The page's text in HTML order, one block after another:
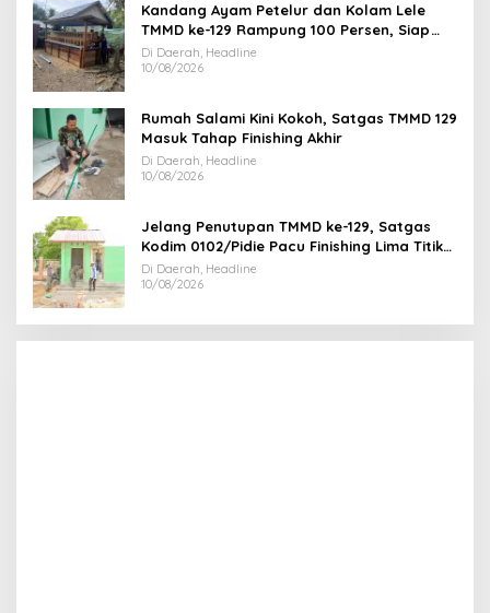
Kandang Ayam Petelur dan Kolam Lele
TMMD ke-129 Rampung 100 Persen, Siap
Dukung Kemandirian Pangan Warga
Di Daerah, Headline
10/08/2026
Rumah Salami Kini Kokoh, Satgas TMMD 129
Masuk Tahap Finishing Akhir
Di Daerah, Headline
10/08/2026
Jelang Penutupan TMMD ke-129, Satgas
Kodim 0102/Pidie Pacu Finishing Lima Titik
MCK dan Sumur Bor
Di Daerah, Headline
10/08/2026